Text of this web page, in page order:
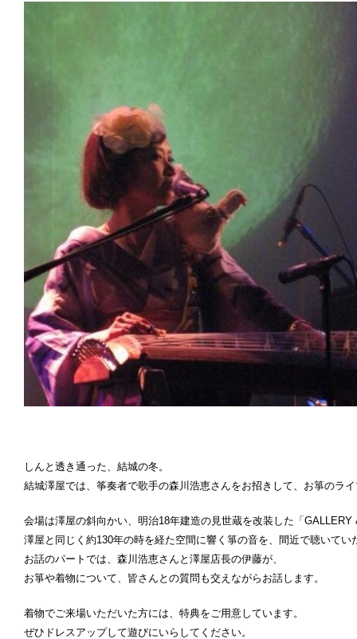
しんと透き通った、結城の冬。
結城澤屋では、筝奏者で歌手の森川浩恵さんをお招きして、お箏のラ
会場は澤屋の斜向かい、明治18年建造の見世蔵を改装した「GALLERY
澤屋と同じく約130年の時を経た空間に響く箏の音を、間近で聴いてい
お話のパートでは、森川浩恵さんと澤屋店長の伊藤が、
お箏や着物について、皆さんとの質問も交えながらお話します。
着物でご来場いただいた方には、特典をご用意しています。
ぜひドレスアップして遊びにいらしてください。